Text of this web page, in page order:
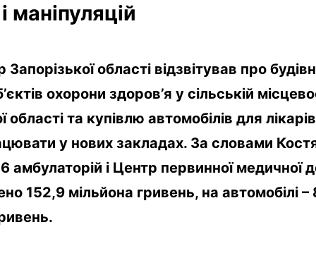
маніпуляцій
Запорізької області відзвітував про
охорони здоров’я у сільській
області та купівлю автомобілів для
у нових закладах. За словами
амбулаторій і Центр первинної медичної
152,9 мільйона гривень, на автомобілі –